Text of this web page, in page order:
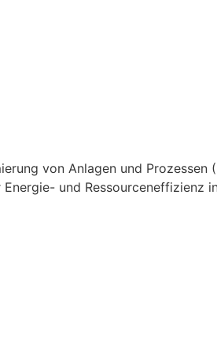
von Anlagen und Prozessen
und Ressourceneffizienz